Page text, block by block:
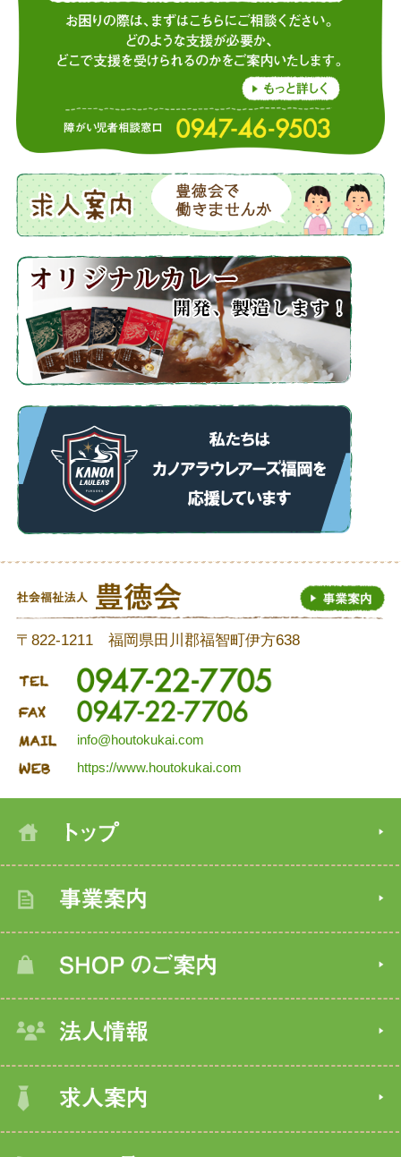
〒822-1211 福岡県田川郡福智町伊方638
info@houtokukai.com
https://www.houtokukai.com